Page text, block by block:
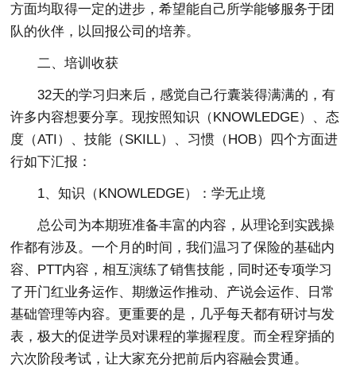
方面均取得一定的进步，希望能自己所学能够服务于团
队的伙伴，以回报公司的培养。
二、培训收获
32天的学习归来后，感觉自己行囊装得满满的，有
许多内容想要分享。现按照知识（KNOWLEDGE）、态
度（ATI）、技能（SKILL）、习惯（HOB）四个方面进
行如下汇报：
1、知识（KNOWLEDGE）：学无止境
总公司为本期班准备丰富的内容，从理论到实践操
作都有涉及。一个月的时间，我们温习了保险的基础内
容、PTT内容，相互演练了销售技能，同时还专项学习
了开门红业务运作、期缴运作推动、产说会运作、日常
基础管理等内容。更重要的是，几乎每天都有研讨与发
表，极大的促进学员对课程的掌握程度。而全程穿插的
六次阶段考试，让大家充分把前后内容融会贯通。